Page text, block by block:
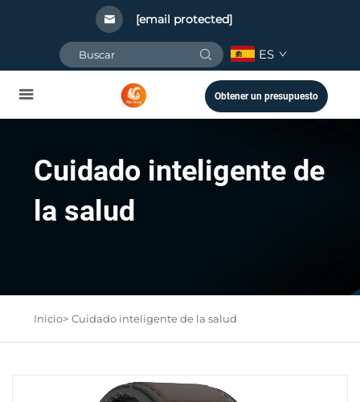
[email protected]
ES
Obtener un presupuesto
Cuidado inteligente de
la salud
Inicio> Cuidado inteligente de la salud